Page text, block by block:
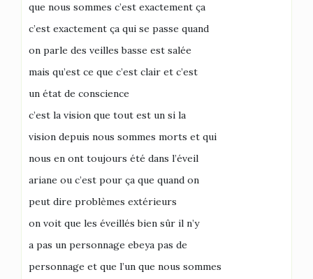
que nous sommes c’est exactement ça
c’est exactement ça qui se passe quand
on parle des veilles basse est salée
mais qu’est ce que c’est clair et c’est
un état de conscience
c’est la vision que tout est un si la
vision depuis nous sommes morts et qui
nous en ont toujours été dans l’éveil
ariane ou c’est pour ça que quand on
peut dire problèmes extérieurs
on voit que les éveillés bien sûr il n’y
a pas un personnage ebeya pas de
personnage et que l’un que nous sommes